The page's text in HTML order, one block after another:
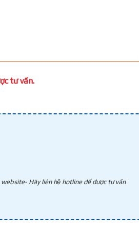
tư vấn.
Hãy liên hệ hotline để được tư vấn